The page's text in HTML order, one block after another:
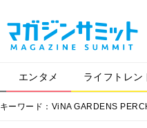
エンタメ ライフトレン
キーワード：ViNA GARDENS